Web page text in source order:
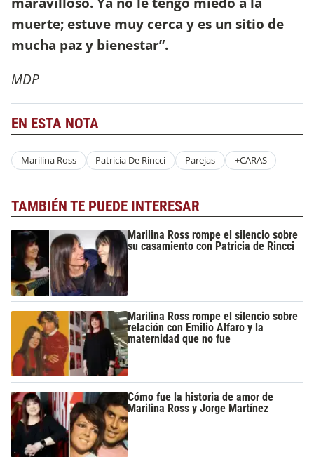
muerte; estuve muy cerca y es un sitio de
mucha paz y bienestar”.
MDP
EN ESTA NOTA
Marilina Ross Patricia De Rincci Parejas +CARAS
TAMBIÉN TE PUEDE INTERESAR
Marilina Ross rompe el silencio sobre
su casamiento con Patricia de Rincci
Marilina Ross rompe el silencio sobre
relación con Emilio Alfaro y la
maternidad que no fue
Cómo fue la historia de amor de
Marilina Ross y Jorge Martínez